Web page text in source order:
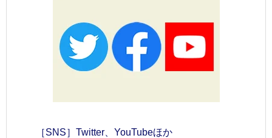
［SNS］Twitter、YouTubeほか